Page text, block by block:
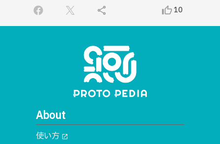
share thumb_up_alt10
About
使い方 open_in_new